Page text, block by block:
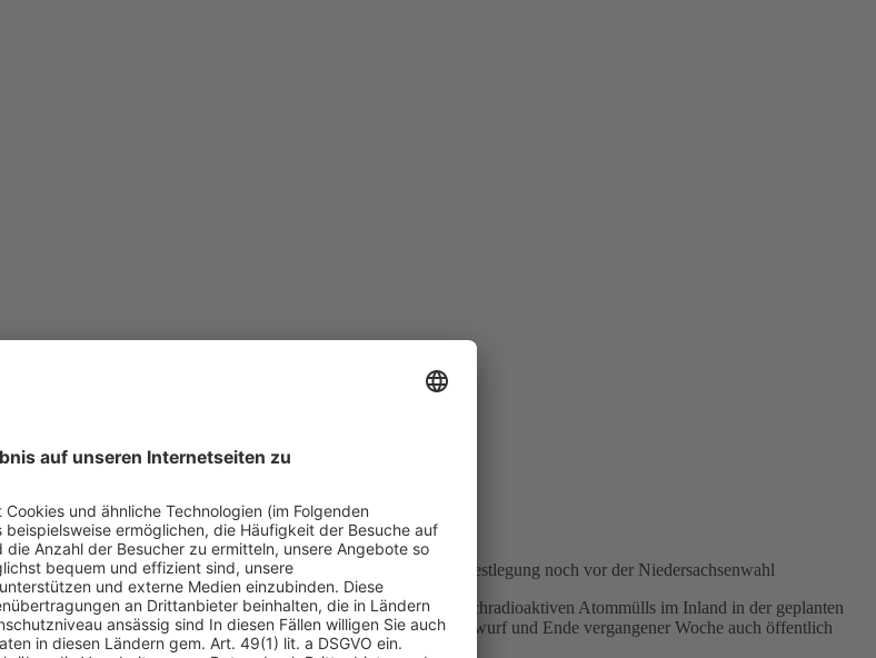
Ausland zurück
im Inland sicherstellen – Deutsche Umwelthilfe fordert klare Festlegung noch vor der Niedersachsenwahl
Altmaier (CDU) begrüßt, den Vorrang der Endlagerung hochradioaktiven Atommülls im Inland in der geplanten
Dezember in ihrer schriftlichen Stellungnahme zu dem Gesetzentwurf und Ende vergangener Woche auch öffentlich
die Endlagerung des Atommülls im Ausland geöffnet hätte.